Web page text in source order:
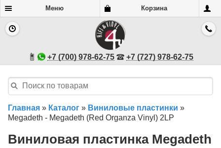
Меню Корзина
+7 (700) 978-62-75 +7 (727) 978-62-75
Главная » Каталог » Виниловые пластинки »
Megadeth - Megadeth (Red Organza Vinyl) 2LP
Виниловая пластинка Megadeth